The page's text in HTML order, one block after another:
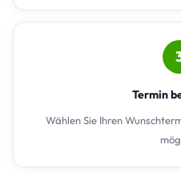
Termin
Wählen Sie Ihren